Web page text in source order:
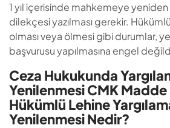
1 yıl içerisinde mahkemeye yeniden
dilekçesi yazılması gerekir.
olması veya ölmesi gibi durumlar,
başvurusu yapılmasına engel
Ceza Hukukunda
Yenilenmesi CMK
Hükümlü Lehine
Yenilenmesi Nedir?